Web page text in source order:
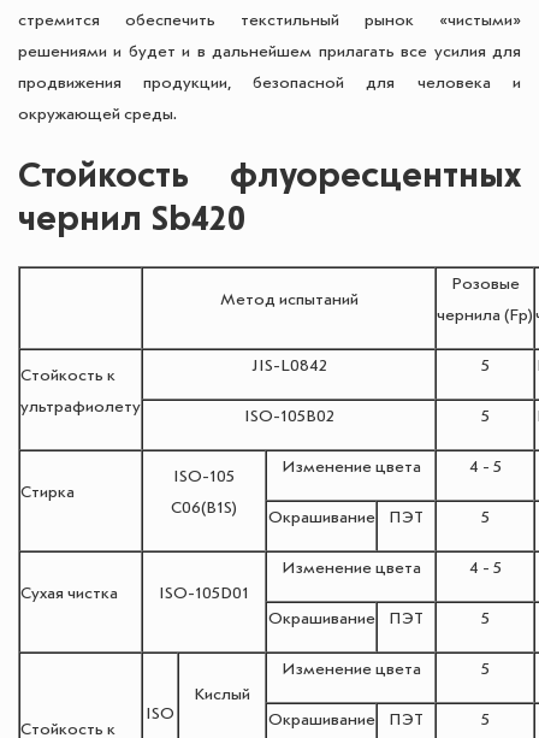
стремится обеспечить текстильный рынок «чистыми»
решениями и будет и в дальнейшем прилагать все усилия для
продвижения продукции, безопасной для человека и
окружающей среды.
Стойкость флуоресцентных
чернил Sb420
Метод испытаний
Розовые
чернила (Fp)
Стойкость к
ультрафиолету
JIS-L0842 5
ISO-105B02 5
Стирка
ISO-105
С06(B1S)
Изменение цвета 4 - 5
Окрашивание ПЭТ 5
Сухая чистка ISO-105D01
Изменение цвета 4 - 5
Окрашивание ПЭТ 5
Стойкость к
ISO
Кислый
Изменение цвета 5
Окрашивание ПЭТ 5